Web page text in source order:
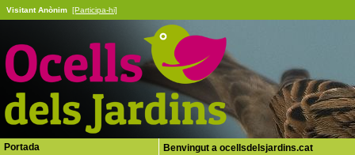
Visitant Anònim [Participa-hi]
Portada Benvingut a ocellsdelsjardins.cat